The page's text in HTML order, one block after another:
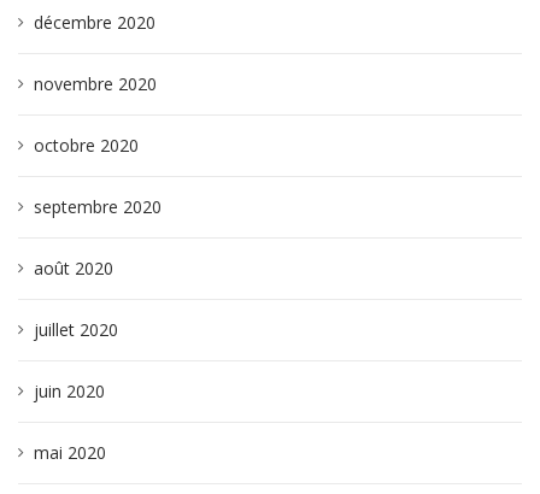
décembre 2020
novembre 2020
octobre 2020
septembre 2020
août 2020
juillet 2020
juin 2020
mai 2020